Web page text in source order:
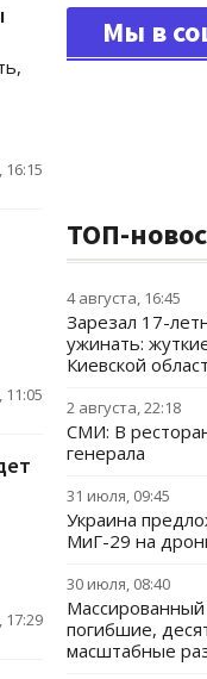
16:15
11:05
17:29
Мы в
ТОП-
4 августа, 16:45
Зарезал 17-
ужинать:
Киевской
2 августа, 22:18
СМИ: В
генерала
31 июля, 09:45
Украина
МиГ-29 на
30 июля, 08:40
погибшие,
масштабные